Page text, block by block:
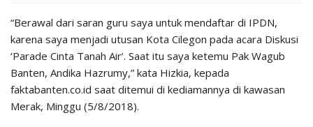
“Berawal dari saran guru saya untuk mendaftar di IPDN,
karena saya menjadi utusan Kota Cilegon pada acara Diskusi
‘Parade Cinta Tanah Air’. Saat itu saya ketemu Pak Wagub
Banten, Andika Hazrumy,” kata Hizkia, kepada
faktabanten.co.id saat ditemui di kediamannya di kawasan
Merak, Minggu (5/8/2018).